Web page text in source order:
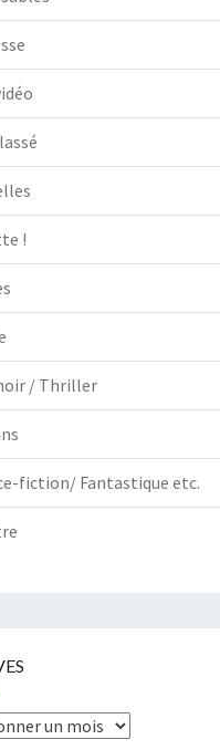
!
/ Thriller
fiction/ Fantastique etc.